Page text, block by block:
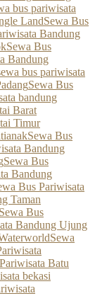
bus pariwisata
LandSewa Bus
Bandung
Sewa Bus
Bandung
bus pariwisata
Sewa Bus
bandung
Barat
Timur
Sewa Bus
Bandung
Sewa Bus
Bandung
Bus Pariwisata
Taman
Sewa Bus
Bandung Ujung
Sewa
Batu
bekasi